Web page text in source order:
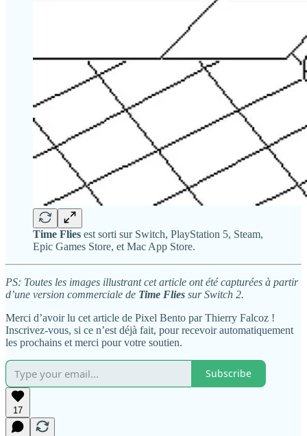
Time Flies est sorti sur Switch, PlayStation 5, Steam,
Epic Games Store, et Mac App Store.
PS: Toutes les images illustrant cet article ont été capturées à partir
d’une version commerciale de Time Flies sur Switch 2.
Merci d’avoir lu cet article de Pixel Bento par Thierry Falcoz !
Inscrivez-vous, si ce n’est déjà fait, pour recevoir automatiquement
les prochains et merci pour votre soutien.
Subscribe
17